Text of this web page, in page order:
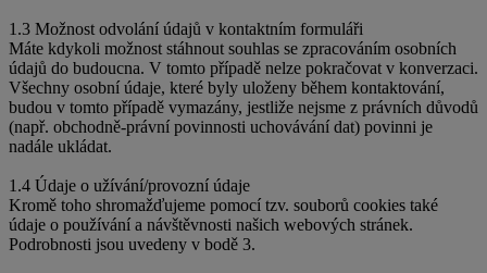
1.3 Možnost odvolání údajů v kontaktním formuláři
Máte kdykoli možnost stáhnout souhlas se zpracováním osobních
údajů do budoucna. V tomto případě nelze pokračovat v konverzaci.
Všechny osobní údaje, které byly uloženy během kontaktování,
budou v tomto případě vymazány, jestliže nejsme z právních důvodů
(např. obchodně-právní povinnosti uchovávání dat) povinni je
nadále ukládat.
1.4 Údaje o užívání/provozní údaje
Kromě toho shromažďujeme pomocí tzv. souborů cookies také
údaje o používání a návštěvnosti našich webových stránek.
Podrobnosti jsou uvedeny v bodě 3.